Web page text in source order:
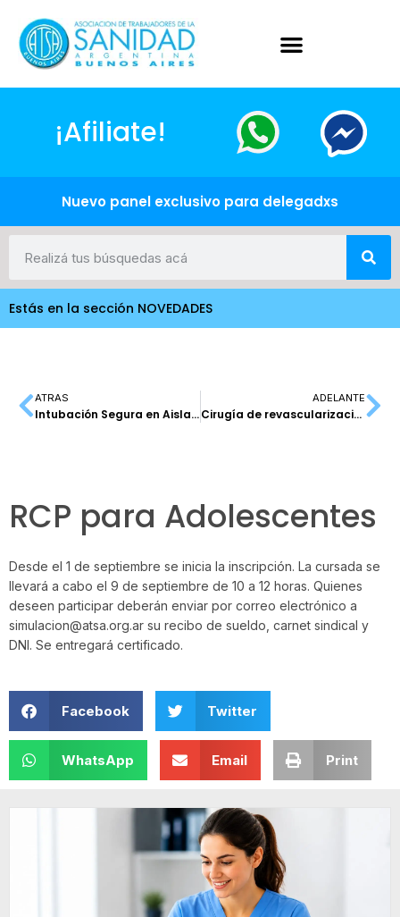
¡Afiliate!
Nuevo panel exclusivo para delegadxs
Estás en la sección NOVEDADES
ATRAS
Intubación Segura en Aislamientos Respiratorios
ADELANTE
Cirugía de revascularización Miocárdica
RCP para Adolescentes
Desde el 1 de septiembre se inicia la inscripción. La cursada se
llevará a cabo el 9 de septiembre de 10 a 12 horas. Quienes
deseen participar deberán enviar por correo electrónico a
simulacion@atsa.org.ar su recibo de sueldo, carnet sindical y
DNI. Se entregará certificado.
Facebook Twitter
WhatsApp Email Print